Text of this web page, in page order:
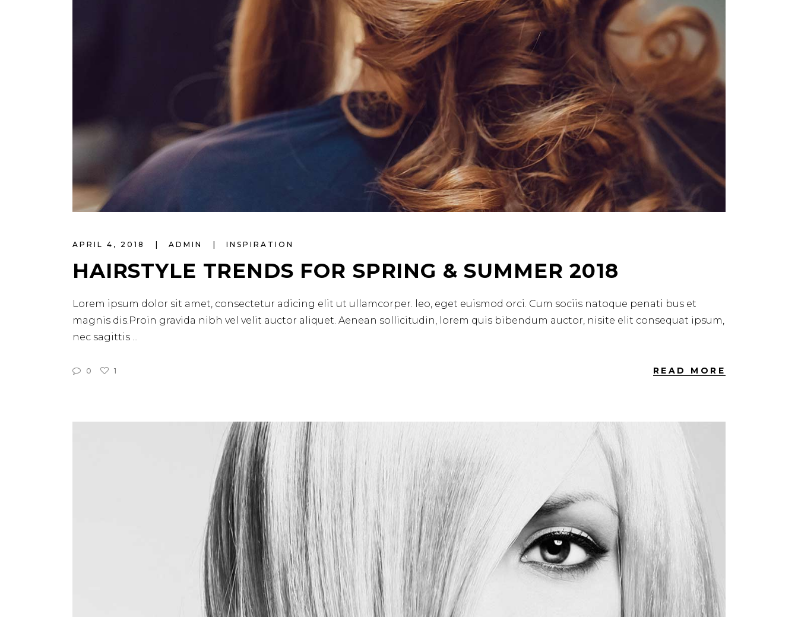
APRIL 4, 2018 ADMIN INSPIRATION
HAIRSTYLE TRENDS FOR SPRING & SUMMER 2018
Lorem ipsum dolor sit amet, consectetur adicing elit ut ullamcorper. leo, eget euismod orci. Cum sociis natoque penati bus et
magnis dis.Proin gravida nibh vel velit auctor aliquet. Aenean sollicitudin, lorem quis bibendum auctor, nisite elit consequat ipsum,
nec sagittis
0 1 READ MORE